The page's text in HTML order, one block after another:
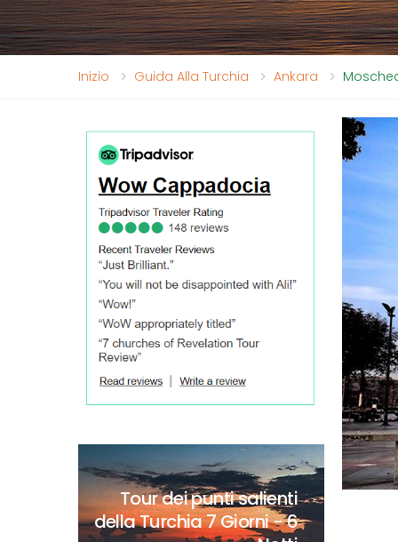
Inizio Guida Alla Turchia Ankara
Tour dei punti salienti
della Turchia7 Giorni - 6